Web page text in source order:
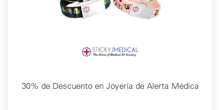
30% de Descuento en Joyería de Alerta Médica